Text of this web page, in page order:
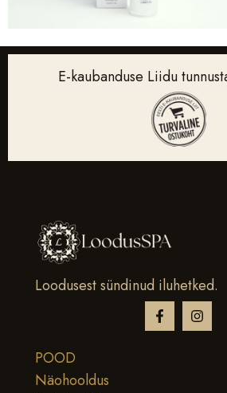
E-kaubanduse Liidu
Loodusest sündinud iluhetked.
POOD
Näohooldus